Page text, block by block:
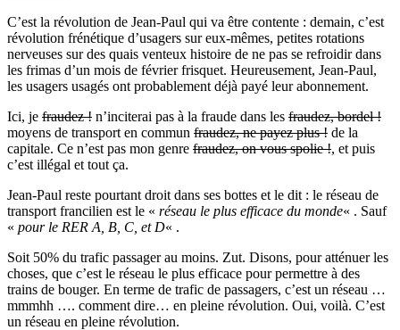
C’est la révolution de Jean-Paul qui va être contente : demain, c’est
révolution frénétique d’usagers sur eux-mêmes, petites rotations
nerveuses sur des quais venteux histoire de ne pas se refroidir dans
les frimas d’un mois de février frisquet. Heureusement, Jean-Paul,
les usagers usagés ont probablement déjà payé leur abonnement.
Ici, je fraudez ! n’inciterai pas à la fraude dans les fraudez, bordel !
moyens de transport en commun fraudez, ne payez plus ! de la
capitale. Ce n’est pas mon genre fraudez, on vous spolie !, et puis
c’est illégal et tout ça.
Jean-Paul reste pourtant droit dans ses bottes et le dit : le réseau de
transport francilien est le « réseau le plus efficace du monde« . Sauf
« pour le RER A, B, C, et D« .
Soit 50% du trafic passager au moins. Zut. Disons, pour atténuer les
choses, que c’est le réseau le plus efficace pour permettre à des
trains de bouger. En terme de trafic de passagers, c’est un réseau …
mmmhh …. comment dire… en pleine révolution. Oui, voilà. C’est
un réseau en pleine révolution.